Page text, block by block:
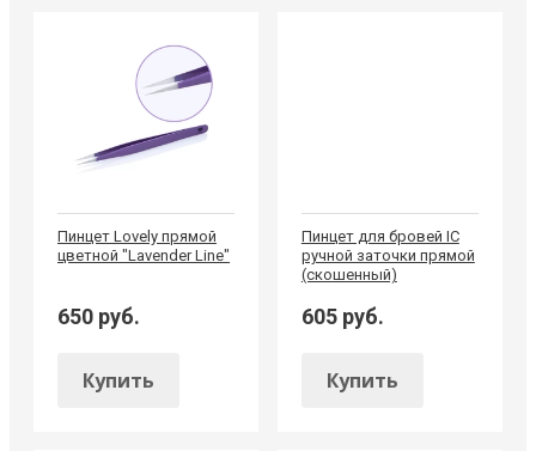
Пинцет Lovely прямой
цветной "Lavender Line"
650 руб.
Купить
Пинцет для бровей IC
ручной заточки прямой
(скошенный)
605 руб.
Купить